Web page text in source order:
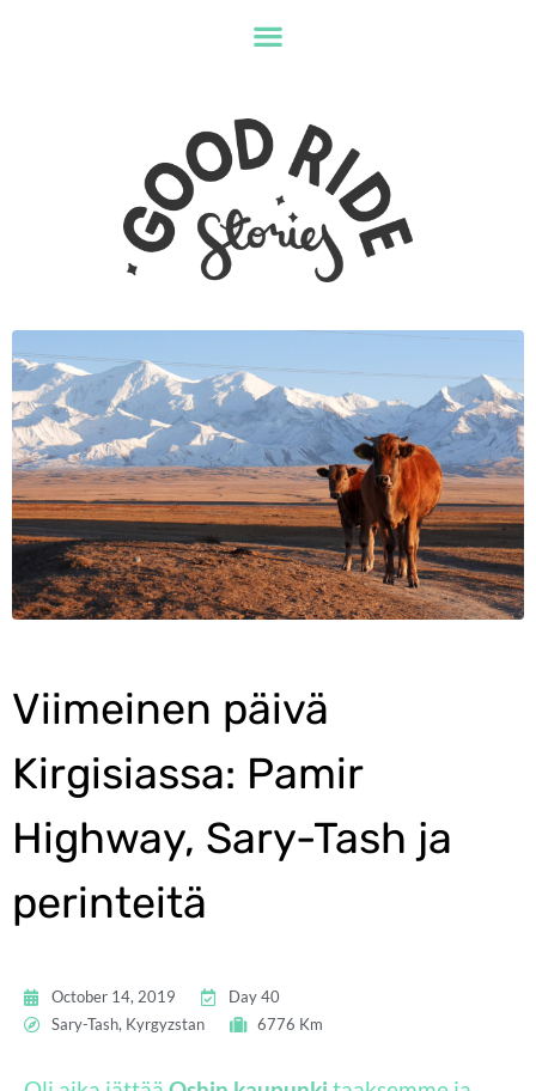
Viimeinen päivä
Kirgisiassa: Pamir
Highway, Sary-Tash ja
perinteitä
October 14, 2019
Day 40
Sary-Tash, Kyrgyzstan
6776 Km